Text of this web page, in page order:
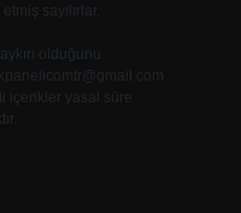
sayılırlar.
olduğunu
içerikler yasal süre